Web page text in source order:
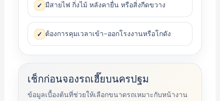
✓ มีสายไฟ กิ่งไม้ หลังคายื่น หรือสิ่งกีดขวาง
✓ ต้องการคุมเวลาเข้า–ออกโรงงานหรือโกดัง
เช็กก่อนจองรถเฮี๊ยบนครปฐม
ข้อมูลเบื้องต้นที่ช่วยให้เลือกขนาดรถเหมาะกับหน้างาน